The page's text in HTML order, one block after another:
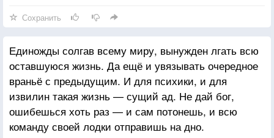
Сохранить
Единожды солгав всему миру, вынужден лгать всю
оставшуюся жизнь. Да ещё и увязывать очередное
враньё с предыдущим. И для психики, и для
извилин такая жизнь — сущий ад. Не дай бог,
ошибешься хоть раз — и сам потонешь, и всю
команду своей лодки отправишь на дно.